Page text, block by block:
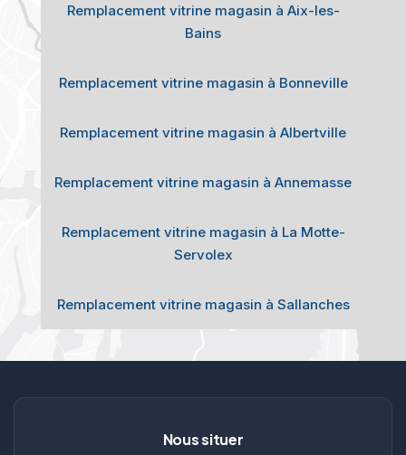
Remplacement vitrine magasin à Aix-les-
Bains
Remplacement vitrine magasin à Bonneville
Remplacement vitrine magasin à Albertville
Remplacement vitrine magasin à Annemasse
Remplacement vitrine magasin à La Motte-
Servolex
Remplacement vitrine magasin à Sallanches
Nous situer